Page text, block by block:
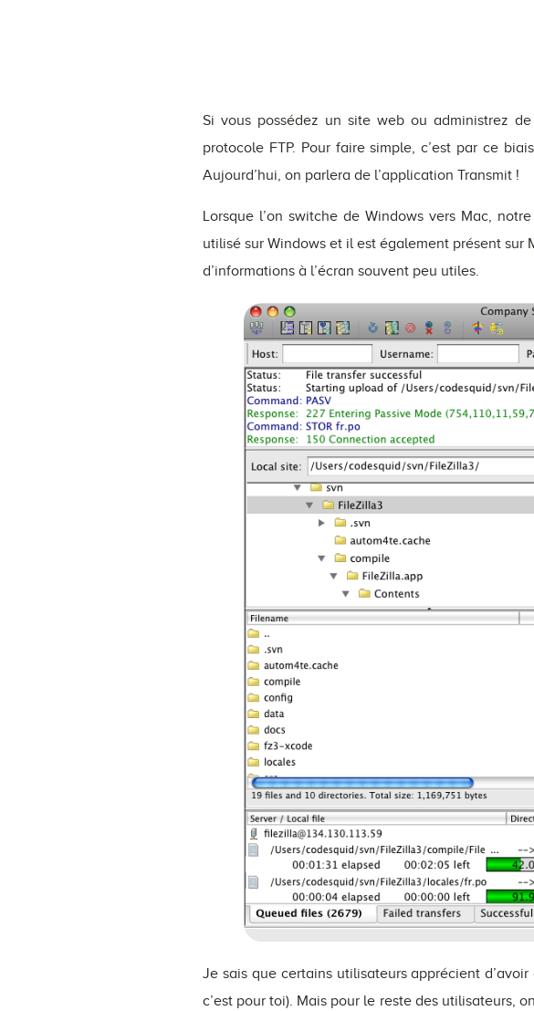
Si vous possédez un site web ou administrez
protocole FTP. Pour faire simple, c’est par ce
Aujourd’hui, on parlera de l’application Transmit !
Lorsque l’on switche de Windows vers Mac,
utilisé sur Windows et il est également présent
d’informations à l’écran souvent peu utiles.
Je sais que certains utilisateurs apprécient
c’est pour toi). Mais pour le reste des utilisateurs,